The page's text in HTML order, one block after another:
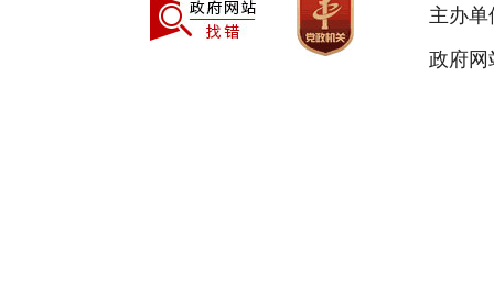
主办
政府网